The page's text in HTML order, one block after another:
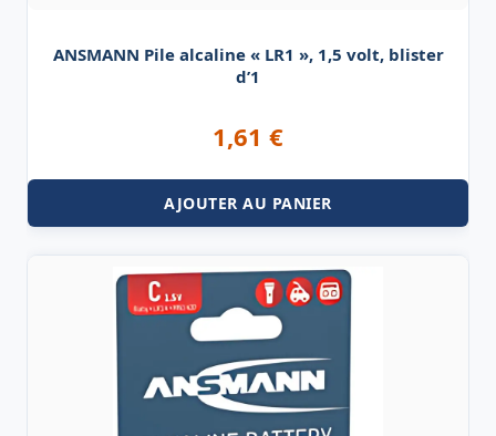
ANSMANN Pile alcaline « LR1 », 1,5 volt, blister
d’1
1,61 €
AJOUTER AU PANIER